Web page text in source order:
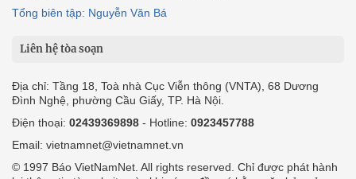
Tổng biên tập: Nguyễn Văn Bá
Liên hệ tòa soạn
Địa chỉ: Tầng 18, Toà nhà Cục Viễn thông (VNTA), 68 Dương
Đình Nghệ, phường Cầu Giấy, TP. Hà Nội.
Điện thoại: 02439369898 - Hotline: 0923457788
Email: vietnamnet@vietnamnet.vn
© 1997 Báo VietNamNet. All rights reserved. Chỉ được phát hành